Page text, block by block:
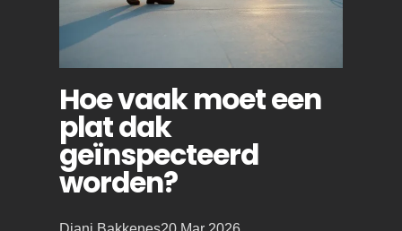
Hoe vaak moet een
plat dak
geïnspecteerd
worden?
Posted